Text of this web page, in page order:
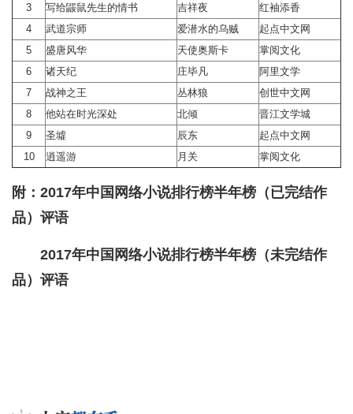
3
写给鼹鼠先生的情书 吉祥夜
红袖添香
4
武道宗师 爱潜水的乌贼
起点中文网
5
盛唐风华 天使奥斯卡
掌阅文化
6
诸天纪 庄毕凡
阿里文学
7
战神之王 丛林狼
创世中文网
8
他站在时光深处 北倾
晋江文学城
9
圣墟 辰东
起点中文网
10
逍遥游 月关 掌阅文化
附： 2017年中国网络小说排行榜半年榜（已完结作
品）评语
2017年中国网络小说排行榜半年榜（未完结作
品）评语